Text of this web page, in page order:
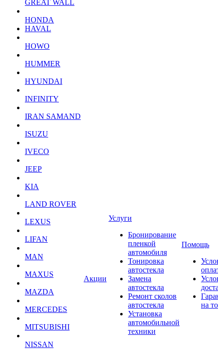
GREAT WALL
HONDA
HAVAL
HOWO
HUMMER
HYUNDAI
INFINITY
IRAN SAMAND
ISUZU
IVECO
JEEP
KIA
LAND ROVER
LEXUS
LIFAN
MAN
MAXUS
MAZDA
MERCEDES
MITSUBISHI
NISSAN
Акции
Услуги
Бронирование
пленкой
автомобиля
Тонировка
автостекла
Замена
автостекла
Ремонт сколов
автостекла
Установка
автомобильной
техники
Помощь
на